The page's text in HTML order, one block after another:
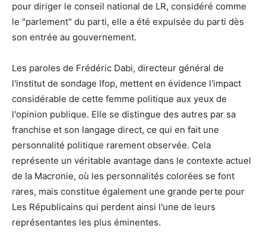
pour diriger le conseil national de LR, considéré comme
le "parlement" du parti, elle a été expulsée du parti dès
son entrée au gouvernement.
Les paroles de Frédéric Dabi, directeur général de
l'institut de sondage Ifop, mettent en évidence l'impact
considérable de cette femme politique aux yeux de
l'opinion publique. Elle se distingue des autres par sa
franchise et son langage direct, ce qui en fait une
personnalité politique rarement observée. Cela
représente un véritable avantage dans le contexte actuel
de la Macronie, où les personnalités colorées se font
rares, mais constitue également une grande perte pour
Les Républicains qui perdent ainsi l'une de leurs
représentantes les plus éminentes.